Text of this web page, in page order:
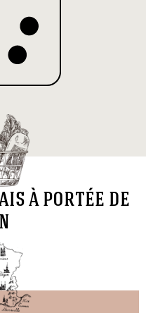
à portée de